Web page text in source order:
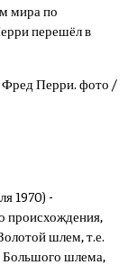
мира по
перешёл в
1970) -
происхождения,
шлем, т.е.
Большого шлема,